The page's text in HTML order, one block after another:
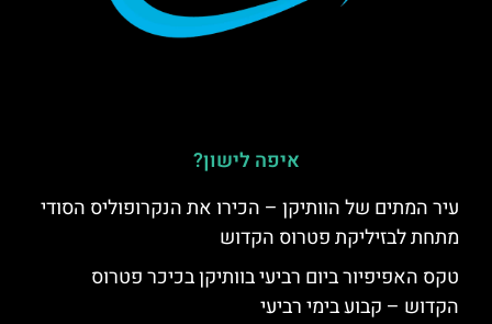
איפה לישון?
עיר המתים של הוותיקן – הכירו את הנקרופוליס הסודי
מתחת לבזיליקת פטרוס הקדוש
טקס האפיפיור ביום רביעי בוותיקן בכיכר פטרוס
הקדוש – קבוע בימי רביעי